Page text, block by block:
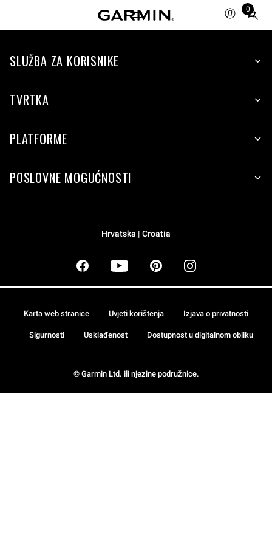
0
Total
items
cart:
SLUŽBA ZA KORISNIKE
TVRTKA
PLATFORME
POSLOVNE MOGUĆNOSTI
Hrvatska | Croatia
© Garmin Ltd. ili njezine podružnice.
Karta web stranice Uvjeti korištenja Izjava o privatnosti
Sigurnosti Usklađenost Dostupnost u digitalnom obliku